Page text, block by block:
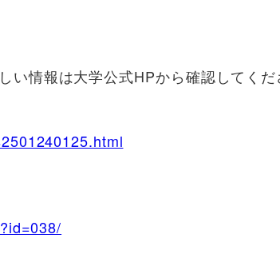
い情報は大学公式HPから確認してく